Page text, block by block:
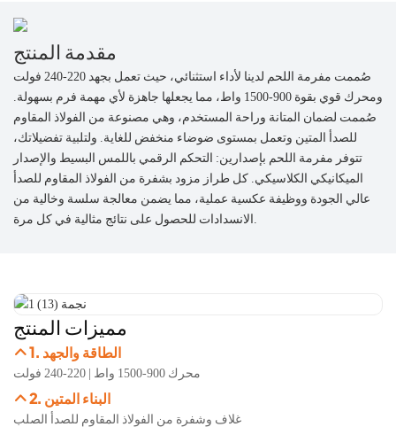
مقدمة المنتج
صُممت مفرمة اللحم لدينا لأداء استثنائي، حيث تعمل بجهد 220-240 فولت
ومحرك قوي بقوة 900-1500 واط، مما يجعلها جاهزة لأي مهمة فرم بسهولة.
صُممت لضمان المتانة وراحة المستخدم، وهي مصنوعة من الفولاذ المقاوم
للصدأ المتين وتعمل بمستوى ضوضاء منخفض للغاية. ولتلبية تفضيلاتك،
تتوفر مفرمة اللحم بإصدارين: التحكم الرقمي باللمس البسيط والإصدار
الميكانيكي الكلاسيكي. كل طراز مزود بشفرة من الفولاذ المقاوم للصدأ
عالي الجودة ووظيفة عكسية عملية، مما يضمن معالجة سلسة وخالية من
الانسدادات للحصول على نتائج مثالية في كل مرة.
مميزات المنتج
1. الطاقة والجهد
محرك 900-1500 واط | 220-240 فولت
2. البناء المتين
غلاف وشفرة من الفولاذ المقاوم للصدأ الصلب